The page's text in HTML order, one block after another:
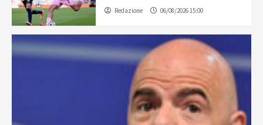
Redazione 06/08/2026 15:00